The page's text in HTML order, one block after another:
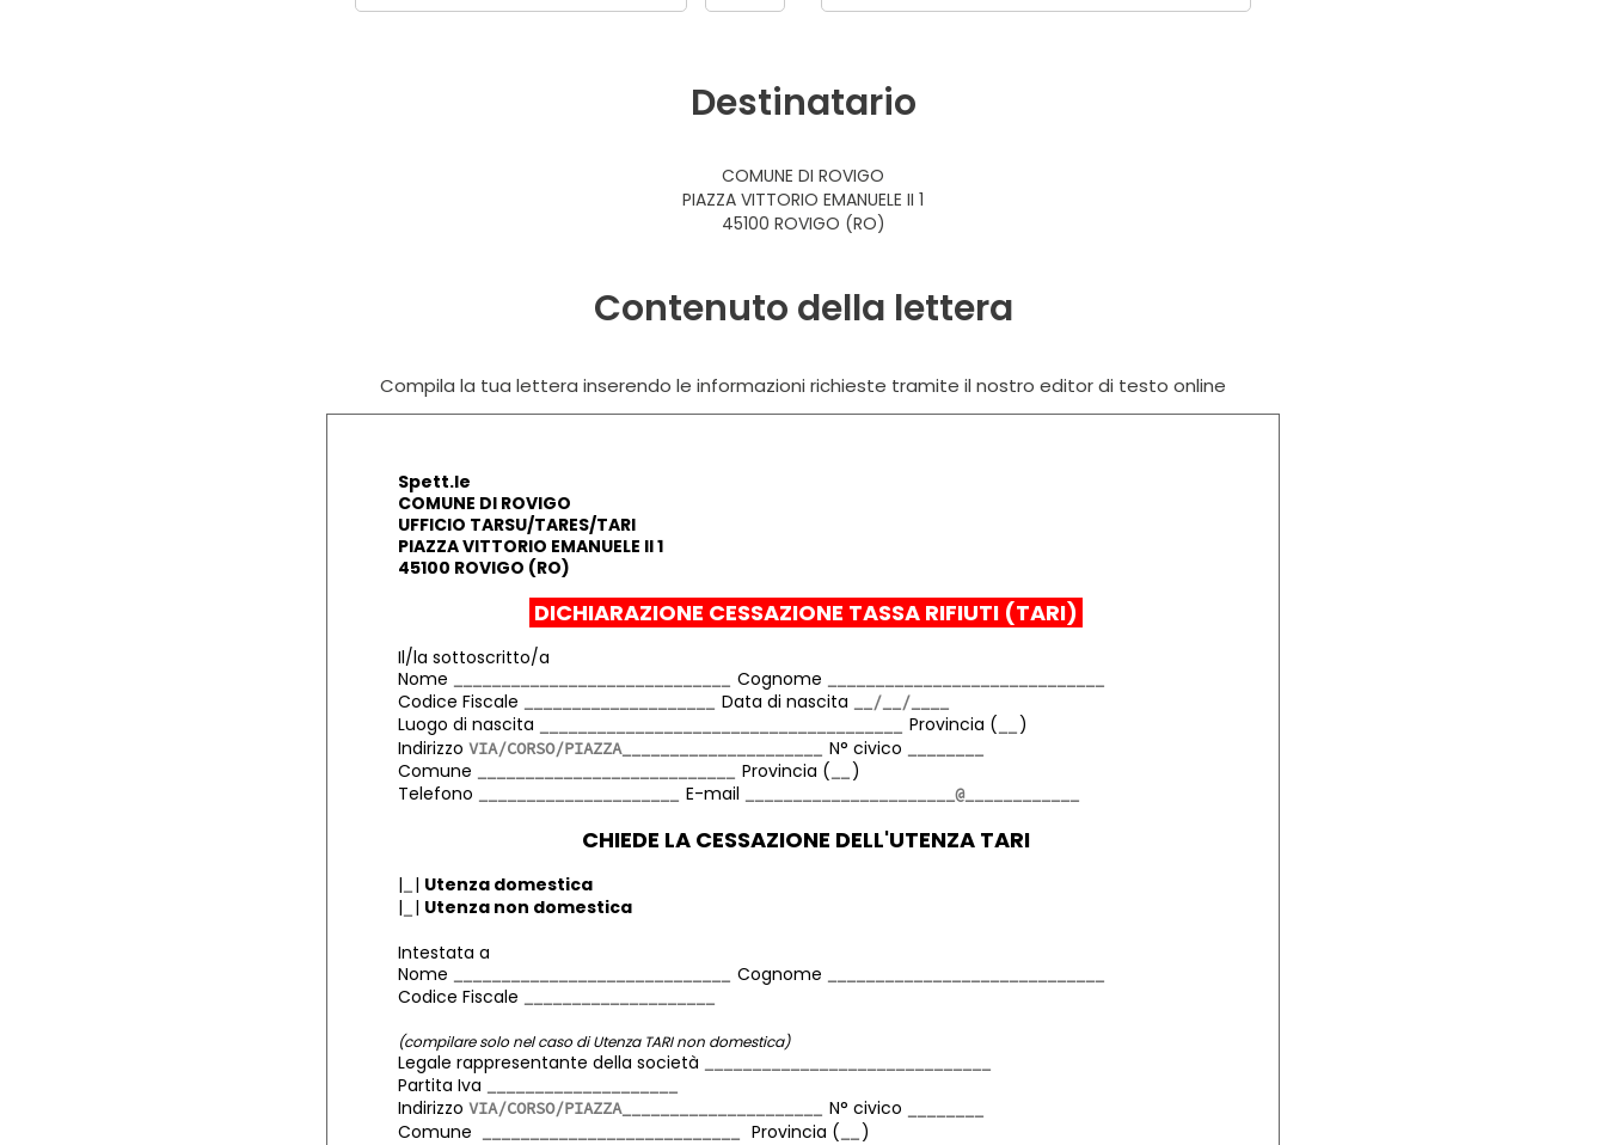
Destinatario
COMUNE DI ROVIGO
PIAZZA VITTORIO EMANUELE II 1
45100 ROVIGO (RO)
Contenuto della lettera
Compila la tua lettera inserendo le informazioni richieste tramite il nostro editor di testo online
Spett.le
COMUNE DI ROVIGO
UFFICIO TARSU/TARES/TARI
PIAZZA VITTORIO EMANUELE II 1
45100 ROVIGO (RO)
DICHIARAZIONE CESSAZIONE TASSA RIFIUTI (TARI)
Il/la sottoscritto/a
Nome
Cognome
Codice Fiscale
Data di nascita
Luogo di nascita
Provincia (
)
Indirizzo
N° civico
Comune
Provincia (
)
Telefono
E-mail
CHIEDE LA CESSAZIONE DELL'UTENZA TARI
| | Utenza domestica
| | Utenza non domestica
Intestata a
Nome
Cognome
Codice Fiscale
(compilare solo nel caso di Utenza TARI non domestica)
Legale rappresentante della società
Partita Iva
Indirizzo
N° civico
Comune
Provincia (
)